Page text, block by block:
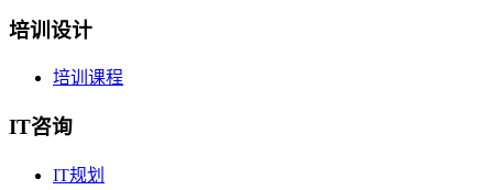
培训设计
培训课程
IT咨询
IT规划